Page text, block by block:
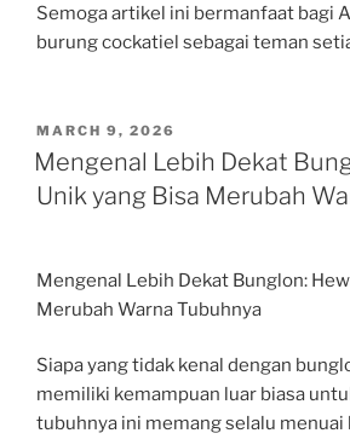
Semoga artikel ini bermanfaat bagi
burung cockatiel sebagai teman
POSTED
ON
MARCH 9, 2026
Mengenal Lebih Dekat
Unik yang Bisa Merubah
Mengenal Lebih Dekat Bunglon:
Merubah Warna Tubuhnya
Siapa yang tidak kenal dengan
memiliki kemampuan luar biasa
tubuhnya ini memang selalu menuai